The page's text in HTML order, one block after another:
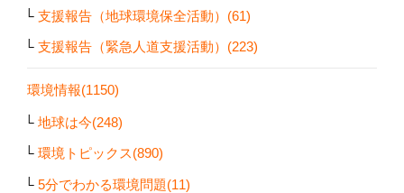
支援報告（地球環境保全活動）(61)
支援報告（緊急人道支援活動）(223)
環境情報(1150)
地球は今(248)
環境トピックス(890)
5分でわかる環境問題(11)